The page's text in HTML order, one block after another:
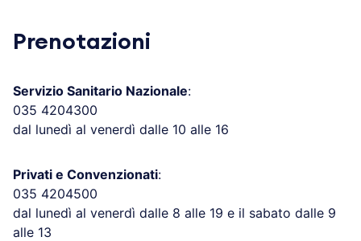
Prenotazioni
Servizio Sanitario Nazionale:
035 4204300
dal lunedì al venerdì dalle 10 alle 16
Privati e Convenzionati:
035 4204500
dal lunedì al venerdì dalle 8 alle 19 e il sabato dalle 9
alle 13